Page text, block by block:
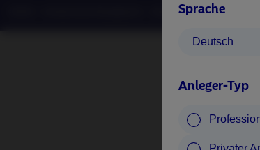
Sprache
Deutsch
Anleger-Typ
©2026 – Nordea Asset Management – alle Rechte vorbehalten